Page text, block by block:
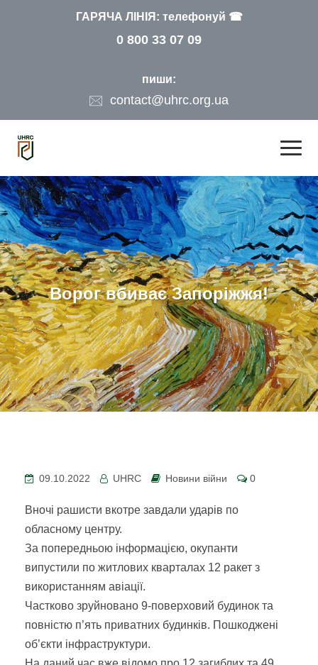
ГАРЯЧА ЛІНІЯ: телефонуй ☎
0 800 33 07 09
пиши:
contact@uhrc.org.ua
Ворог вбиває Запоріжжя!
09.10.2022 UHRC Новини війни 0
Вночі рашисти вкотре завдали ударів по
обласному центру.
За попередньою інформацією, окупанти
випустили по житлових кварталах 12 ракет з
використанням авіації.
Частково зруйновано 9-поверховий будинок та
повністю п’ять приватних будинків. Пошкоджені
об’єкти інфраструктури.